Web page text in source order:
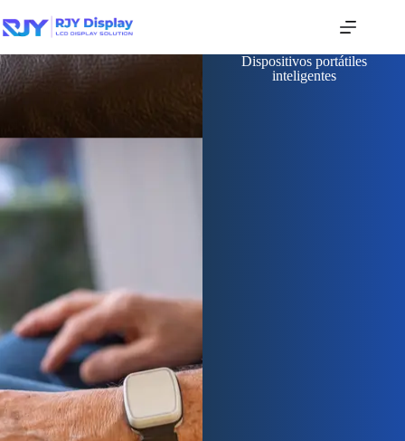
Dispositivos portátiles
inteligentes